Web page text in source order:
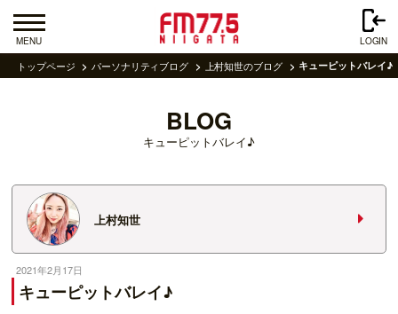
MENU LOGIN
トップページ パーソナリティブログ 上村知世のブログ キューピットバレイ♪
BLOG
キューピットバレイ♪
上村知世
2021年2月17日
キューピットバレイ♪